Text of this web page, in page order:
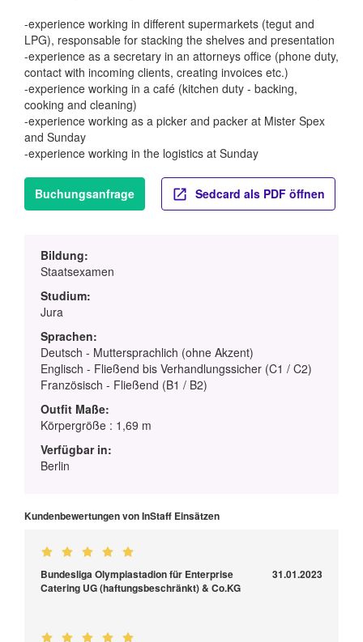
-experience working in different supermarkets (tegut and
LPG), responsable for stacking the shelves and presentation
-experience as a secretary in an attorneys office (phone duty,
contact with incoming clients, creating invoices etc.)
-experience working in a café (kitchen duty - backing,
cooking and cleaning)
-experience working as a picker and packer at Mister Spex
and Sunday
-experience working in the logistics at Sunday
Buchungsanfrage Sedcard als PDF öffnen
Bildung:
Staatsexamen
Studium:
Jura
Sprachen:
Deutsch - Muttersprachlich (ohne Akzent)
Englisch - Fließend bis Verhandlungssicher (C1 / C2)
Französisch - Fließend (B1 / B2)
Outfit Maße:
Körpergröße : 1,69 m
Verfügbar in:
Berlin
Kundenbewertungen von InStaff Einsätzen
Bundesliga Olympiastadion für Enterprise
Catering UG (haftungsbeschränkt) & Co.KG
31.01.2023